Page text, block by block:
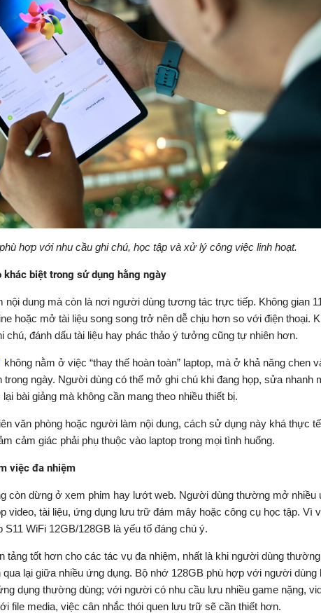
hợp với nhu cầu ghi chú, học tập và xử lý công việc linh hoạt.
biệt trong sử dụng hằng ngày
nội dung mà còn là nơi người dùng tương tác trực tiếp. Không gian
hoặc mở tài liệu song song trở nên dễ chịu hơn so với điện thoại.
chú, đánh dấu tài liệu hay phác thảo ý tưởng cũng tự nhiên hơn.
không nằm ở việc “thay thế hoàn toàn” laptop, mà ở khả năng chen
ngày. Người dùng có thể mở ghi chú khi đang họp, sửa nhanh
bài giảng mà không cần mang theo nhiều thiết bị.
văn phòng hoặc người làm nội dung, cách sử dụng này khá thực
cảm giác phải phụ thuộc vào laptop trong mọi tình huống.
việc đa nhiệm
còn dừng ở xem phim hay lướt web. Người dùng thường mở nhiều
video, tài liệu, ứng dụng lưu trữ đám mây hoặc công cụ học tập. Vì
WiFi 12GB/128GB là yếu tố đáng chú ý.
tảng tốt hơn cho các tác vụ đa nhiệm, nhất là khi người dùng thường
lại giữa nhiều ứng dụng. Bộ nhớ 128GB phù hợp với người dùng
dụng thường dùng; với người có nhu cầu lưu nhiều game nặng,
file media, việc cân nhắc thói quen lưu trữ sẽ cần thiết hơn.